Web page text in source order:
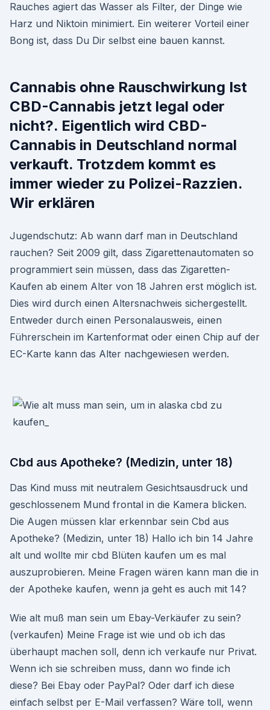
Rauches agiert das Wasser als Filter, der Dinge wie
Harz und Niktoin minimiert. Ein weiterer Vorteil einer
Bong ist, dass Du Dir selbst eine bauen kannst.
Cannabis ohne Rauschwirkung Ist
CBD-Cannabis jetzt legal oder
nicht?. Eigentlich wird CBD-
Cannabis in Deutschland normal
verkauft. Trotzdem kommt es
immer wieder zu Polizei-Razzien.
Wir erklären
Jugendschutz: Ab wann darf man in Deutschland
rauchen? Seit 2009 gilt, dass Zigarettenautomaten so
programmiert sein müssen, dass das Zigaretten-
Kaufen ab einem Alter von 18 Jahren erst möglich ist.
Dies wird durch einen Altersnachweis sichergestellt.
Entweder durch einen Personalausweis, einen
Führerschein im Kartenformat oder einen Chip auf der
EC-Karte kann das Alter nachgewiesen werden.
Cbd aus Apotheke? (Medizin, unter 18)
Das Kind muss mit neutralem Gesichtsausdruck und
geschlossenem Mund frontal in die Kamera blicken.
Die Augen müssen klar erkennbar sein Cbd aus
Apotheke? (Medizin, unter 18) Hallo ich bin 14 Jahre
alt und wollte mir cbd Blüten kaufen um es mal
auszuprobieren. Meine Fragen wären kann man die in
der Apotheke kaufen, wenn ja geht es auch mit 14?
Wie alt muß man sein um Ebay-Verkäufer zu sein?
(verkaufen) Meine Frage ist wie und ob ich das
überhaupt machen soll, denn ich verkaufe nur Privat.
Wenn ich sie schreiben muss, dann wo finde ich
diese? Bei Ebay oder PayPal? Oder darf ich diese
einfach selbst per E-Mail verfassen? Wäre toll, wenn